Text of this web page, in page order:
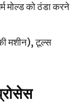
मोल्ड को ठंडा करने
मशीन), टूल्स